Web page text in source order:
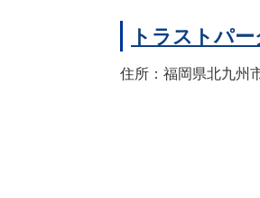
トラストパ
住所：福岡県北九州